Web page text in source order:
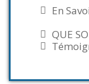
En
QUE